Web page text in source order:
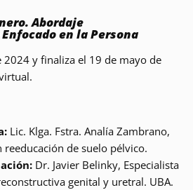
Abordaje
en la Persona
2024 y finaliza el 19 de mayo de
Lic. Klga. Fstra. Analía Zambrano,
reeducación de suelo pélvico.
Dr. Javier Belinky, Especialista
genital y uretral. UBA.